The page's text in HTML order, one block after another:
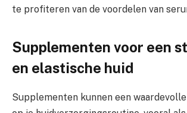
te profiteren van de voordelen van
Supplementen voor een
en elastische huid
Supplementen kunnen een